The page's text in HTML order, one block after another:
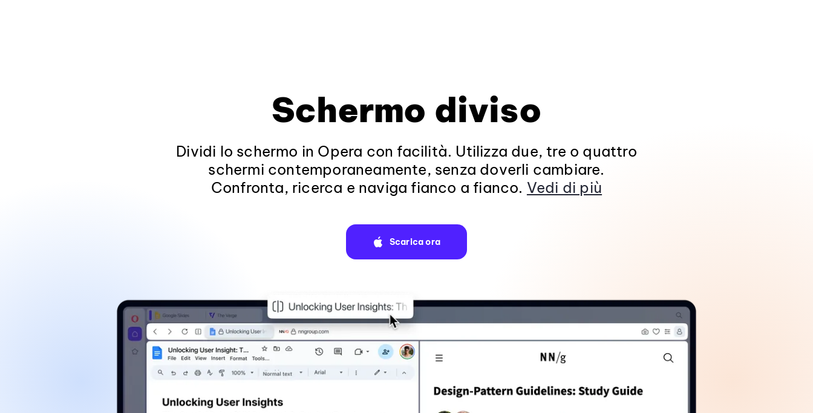
Schermo diviso
Dividi lo schermo in Opera con facilità. Utilizza due, tre o quattro
schermi contemporaneamente, senza doverli cambiare.
Confronta, ricerca e naviga fianco a fianco. Vedi di più
Scarica ora